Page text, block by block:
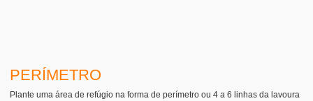
PERÍMETRO
Plante uma área de refúgio na forma de perímetro ou 4 a 6 linhas da lavoura